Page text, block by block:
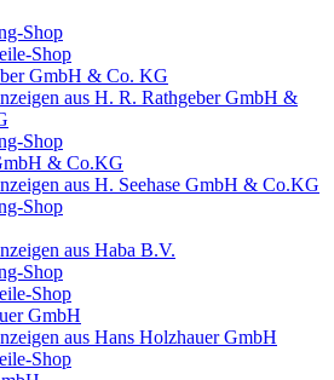
Shop
Shop
GmbH & Co. KG
aus H. R. Rathgeber GmbH &
Shop
& Co.KG
aus H. Seehase GmbH & Co.KG
Shop
aus Haba B.V.
Shop
Shop
GmbH
aus Hans Holzhauer GmbH
Shop